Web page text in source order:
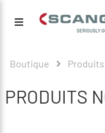
Boutique
PRODUITS